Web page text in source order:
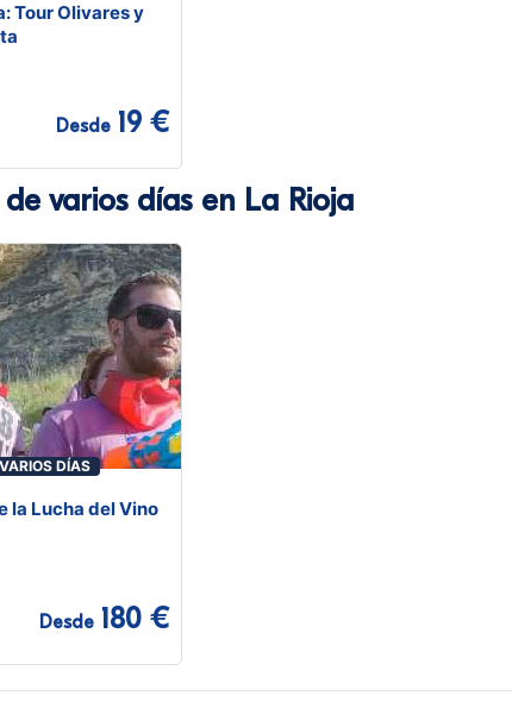
Tour Olivares y
Desde 19 €
de varios días en La Rioja
DÍAS
la Lucha del Vino
Desde 180 €